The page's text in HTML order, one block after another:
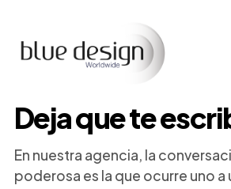
Deja que te
En nuestra agencia, la
poderosa es la que ocurre uno a